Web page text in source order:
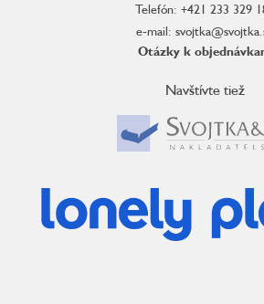
Telefón: +421 233 329
e-mail:
Otázky k
Navštívte tiež